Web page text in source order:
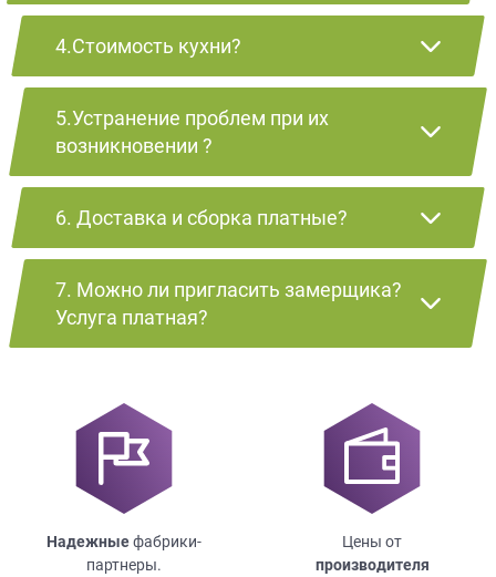
4.Стоимость кухни?
5.Устранение проблем при их
возникновении ?
6. Доставка и сборка платные?
7. Можно ли пригласить замерщика?
Услуга платная?
Надежныефабрики-
партнеры.
Цены от
производителя